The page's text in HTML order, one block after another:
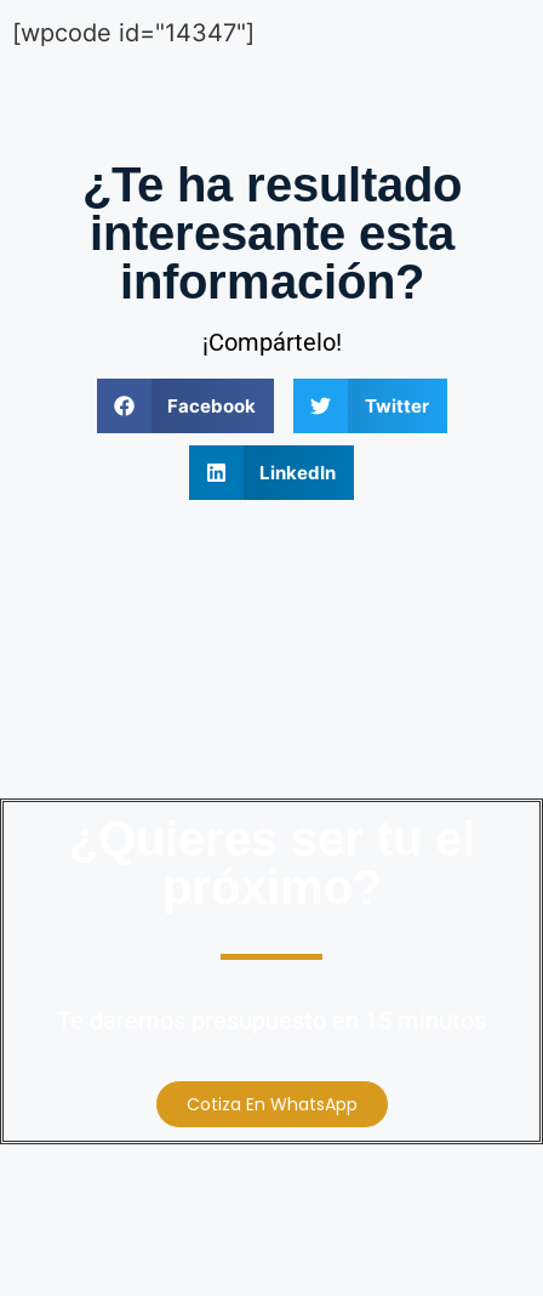
[wpcode id="14347"]
¿Te ha resultado
interesante esta
información?
¡Compártelo!
Facebook Twitter
LinkedIn
Cotiza En WhatsApp